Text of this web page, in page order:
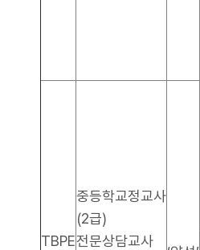
TBPE
중등학교정교사
(2급)
전문상담교사